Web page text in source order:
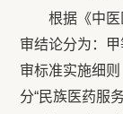
根据《中医
审结论分为：
审标准实施细
分“民族医药服